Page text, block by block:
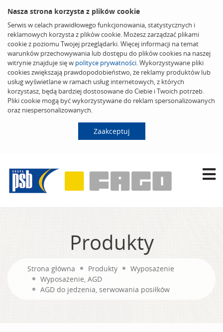
Nasza strona korzysta z plików cookie
Serwis w celach prawidłowego funkcjonowania, statystycznych i
reklamowych korzysta z plików cookie. Możesz zarządzać plikami
cookie z poziomu Twojej przeglądarki. Więcej informacji na temat
warunków przechowywania lub dostępu do plików cookies na naszej
witrynie znajduje się w polityce prywatności. Wykorzystywane pliki
cookies zwiększają prawdopodobieństwo, że reklamy produktów lub
usług wyświetlane w ramach usług internetowych, z których
korzystasz, będą bardziej dostosowane do Ciebie i Twoich potrzeb.
Pliki cookie mogą być wykorzystywane do reklam spersonalizowanych
oraz niespersonalizowanych.
Zaakceptuj
Produkty
Strona główna Produkty
Wyposażenie
Wyposażenie, AGD
AGD do jedzenia, serwowania posiłków